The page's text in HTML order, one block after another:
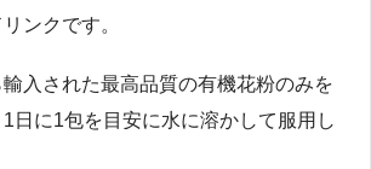
ンクです。
入された最高品質の有機花粉のみを
日に1包を目安に水に溶かして服用し